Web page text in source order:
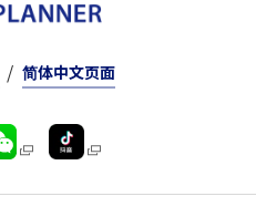
简体中文页面